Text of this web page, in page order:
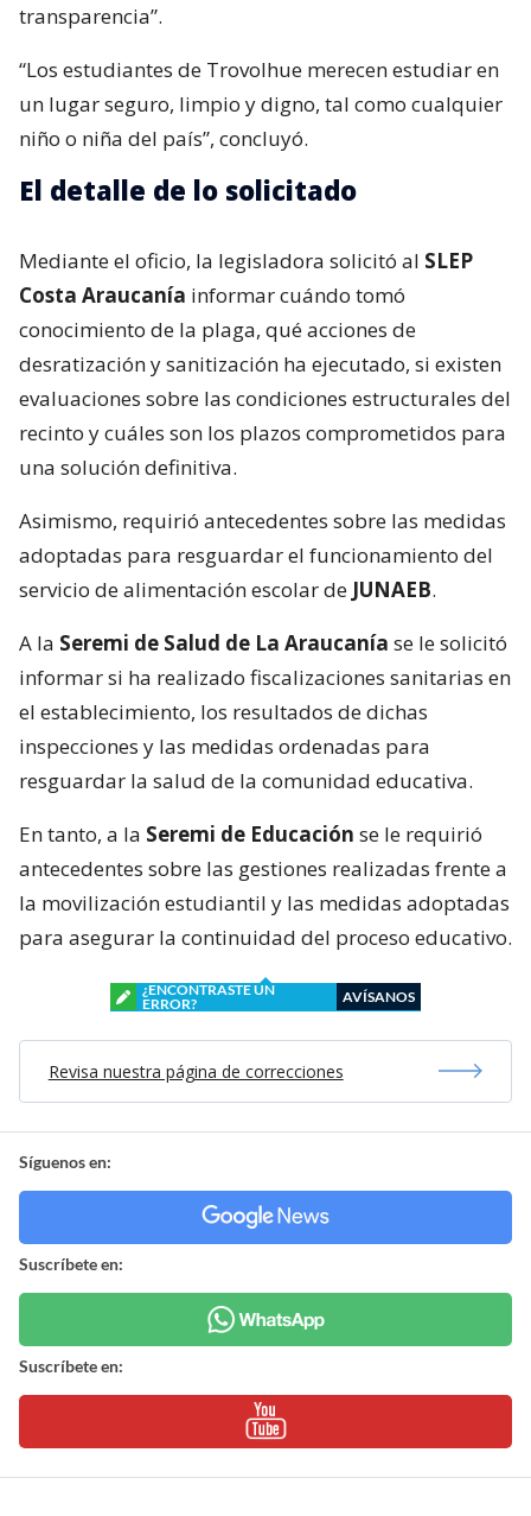
transparencia”.
“Los estudiantes de Trovolhue merecen estudiar en
un lugar seguro, limpio y digno, tal como cualquier
niño o niña del país”, concluyó.
El detalle de lo solicitado
Mediante el oficio, la legisladora solicitó al SLEP
Costa Araucanía informar cuándo tomó
conocimiento de la plaga, qué acciones de
desratización y sanitización ha ejecutado, si existen
evaluaciones sobre las condiciones estructurales del
recinto y cuáles son los plazos comprometidos para
una solución definitiva.
Asimismo, requirió antecedentes sobre las medidas
adoptadas para resguardar el funcionamiento del
servicio de alimentación escolar de JUNAEB.
A la Seremi de Salud de La Araucanía se le solicitó
informar si ha realizado fiscalizaciones sanitarias en
el establecimiento, los resultados de dichas
inspecciones y las medidas ordenadas para
resguardar la salud de la comunidad educativa.
En tanto, a la Seremi de Educación se le requirió
antecedentes sobre las gestiones realizadas frente a
la movilización estudiantil y las medidas adoptadas
para asegurar la continuidad del proceso educativo.
¿ENCONTRASTE UN
ERROR?
AVÍSANOS
Revisa nuestra página de correcciones
Síguenos en:
Suscríbete en:
Suscríbete en: